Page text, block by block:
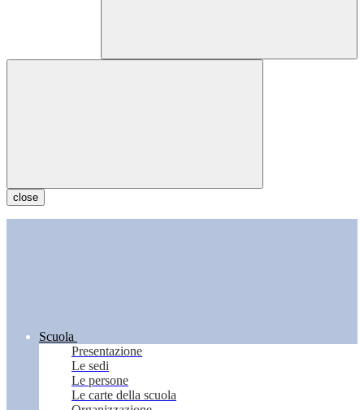
close
Scuola
Presentazione
Le sedi
Le persone
Le carte della scuola